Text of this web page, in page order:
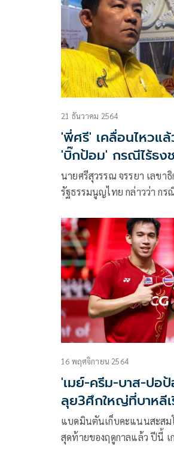
21 ธันวาคม 2564
'พี่ศรี' เคลื่อนไหวแ
'บิ๊กป้อม' กรณีไร้ธง
นายศรีสุวรรณ จรรยา เลขา
รัฐธรรมนูญไทย กล่าวว่า กร
16 พฤศจิกายน 2564
'เมย์-ครีม-บาส-ปอ
ลุย3ศึกใหญ่ที่บาหลี
แบดมินตันเก็บคะแนนสะสม
สุดท้ายของฤดูกาลแล้ว ปีนี้ เ